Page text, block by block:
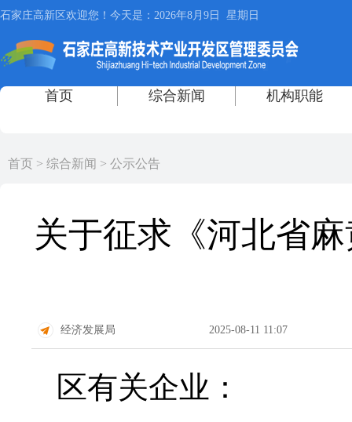
首页 > 综合新闻 > 公示公告
关于征求《河北省
经济发展局 2025-08-11 11:07
区有关企业：